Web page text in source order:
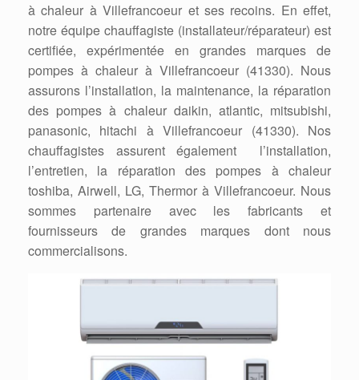
à chaleur à Villefrancoeur et ses recoins. En effet,
notre équipe chauffagiste (installateur/réparateur) est
certifiée, expérimentée en grandes marques de
pompes à chaleur à Villefrancoeur (41330). Nous
assurons l’installation, la maintenance, la réparation
des pompes à chaleur daikin, atlantic, mitsubishi,
panasonic, hitachi à Villefrancoeur (41330). Nos
chauffagistes assurent également l’installation,
l’entretien, la réparation des pompes à chaleur
toshiba, Airwell, LG, Thermor à Villefrancoeur. Nous
sommes partenaire avec les fabricants et
fournisseurs de grandes marques dont nous
commercialisons.